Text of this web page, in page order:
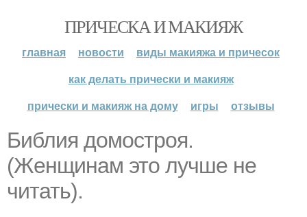
ПРИЧЕСКА И МАКИЯЖ
главная новости
виды макияжа и причесок
как делать прически и макияж
прически и макияж на дому
игры отзывы
Библия домостроя.
(Женщинам это лучше не
читать).